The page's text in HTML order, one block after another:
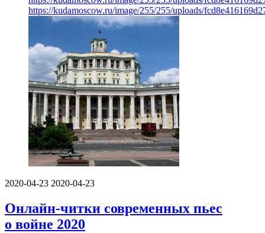
https://kudamoscow.ru/image/255/255/uploads/
2020-04-23 2020-04-23
Онлайн-читки современных пьес
о войне 2020